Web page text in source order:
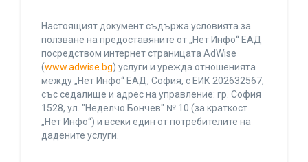
Настоящият документ съдържа условията за
ползване на предоставяните от „Нет Инфо“ ЕАД
посредством интернет страницата AdWise
(www.adwise.bg) услуги и урежда отношенията
между „Нет Инфо“ ЕАД, София, с ЕИК 202632567,
със седалище и адрес на управление: гр. София
1528, ул. "Неделчо Бончев" № 10 (за краткост
„Нет Инфо“) и всеки един от потребителите на
дадените услуги.